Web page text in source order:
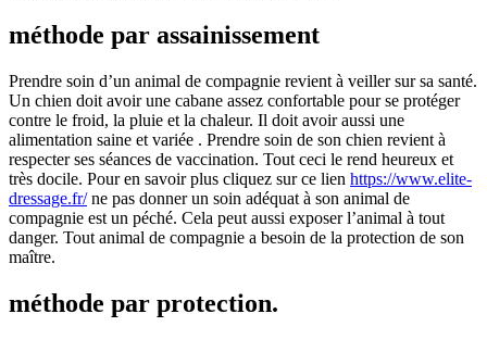
méthode par assainissement
Prendre soin d’un animal de compagnie revient à veiller sur sa santé.
Un chien doit avoir une cabane assez confortable pour se protéger
contre le froid, la pluie et la chaleur. Il doit avoir aussi une
alimentation saine et variée . Prendre soin de son chien revient à
respecter ses séances de vaccination. Tout ceci le rend heureux et
très docile. Pour en savoir plus cliquez sur ce lien https://www.elite-
dressage.fr/ne pas donner un soin adéquat à son animal de
compagnie est un péché. Cela peut aussi exposer l’animal à tout
danger. Tout animal de compagnie a besoin de la protection de son
maître.
méthode par protection.